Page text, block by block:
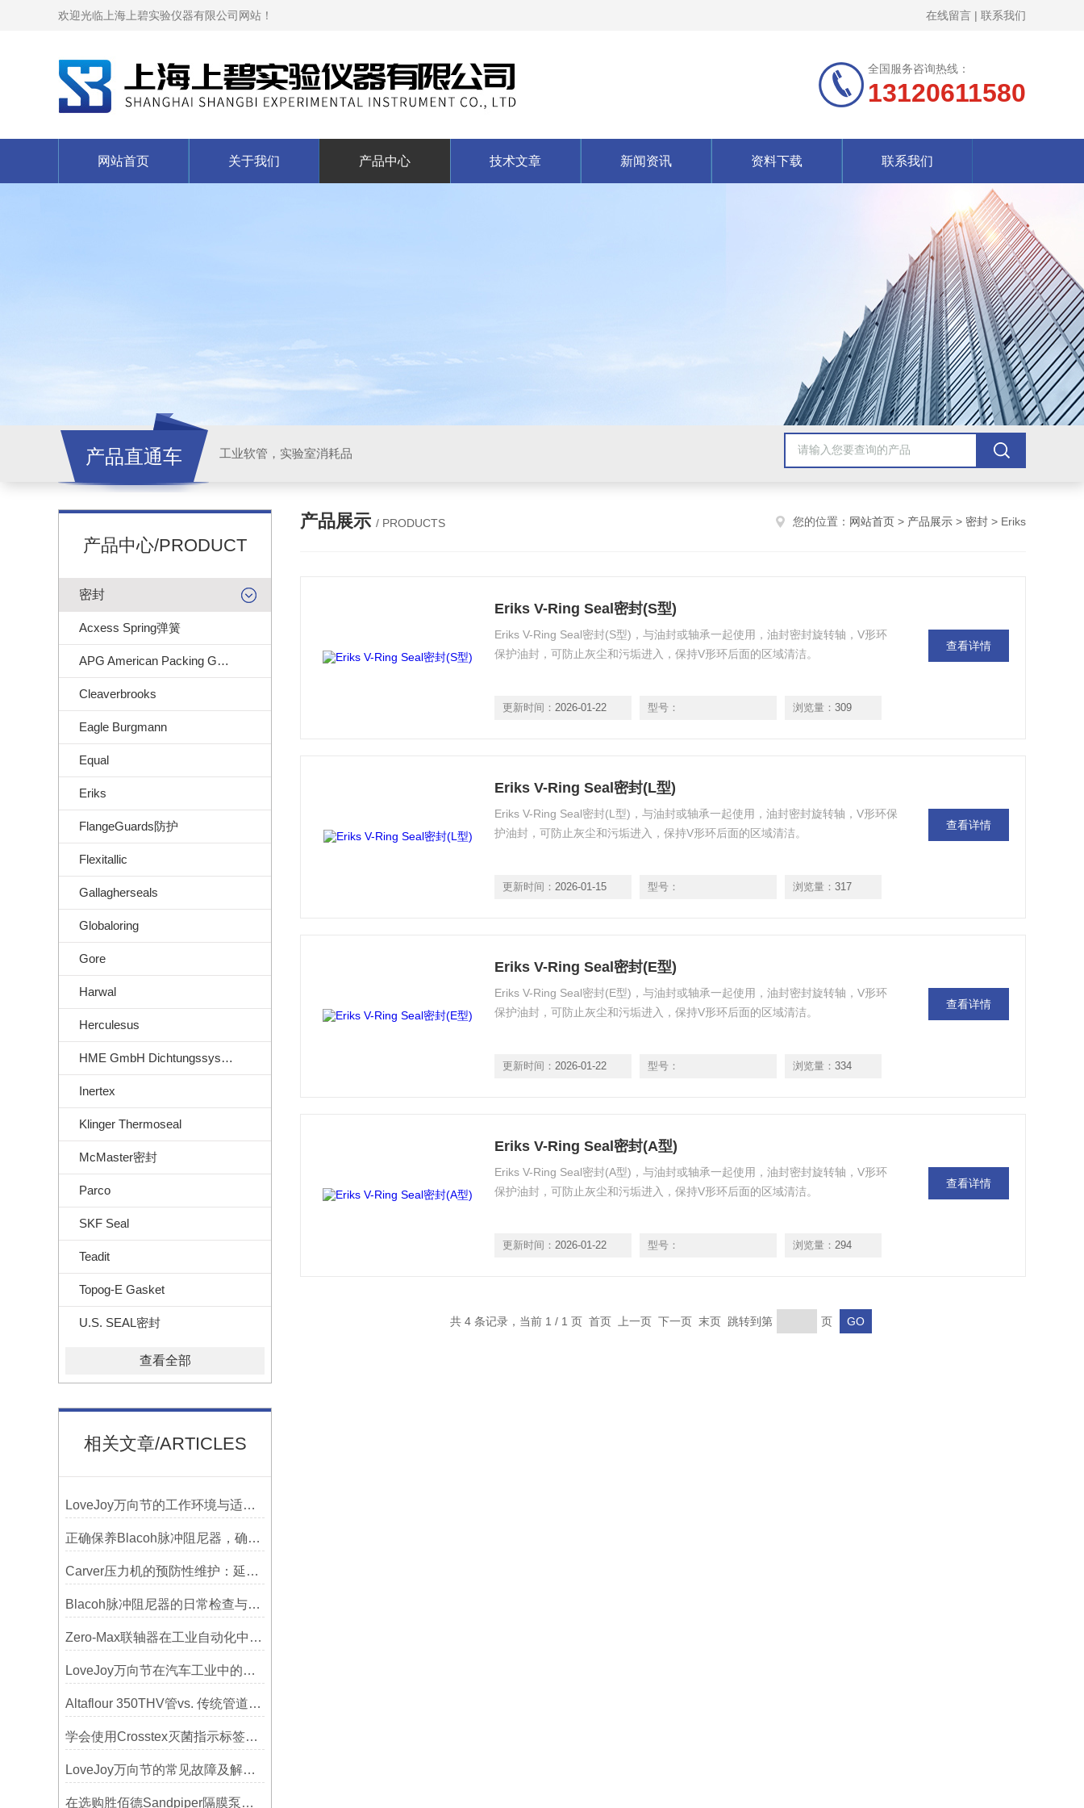
欢迎光临上海上碧实验仪器有限公司网站！ 在线留言 | 联系我们
全国服务咨询热线：
13120611580
网站首页 关于我们 产品中心 技术文章 新闻资讯 资料下载 联系我们
产品直通车 工业软管，实验室消耗品
产品中心/PRODUCT
密封
Acxess Spring弹簧
APG American Packing Gasket
Cleaverbrooks
Eagle Burgmann
Equal
Eriks
FlangeGuards防护
Flexitallic
Gallagherseals
Globaloring
Gore
Harwal
Herculesus
HME GmbH Dichtungssysteme
Inertex
Klinger Thermoseal
McMaster密封
Parco
SKF Seal
Teadit
Topog-E Gasket
U.S. SEAL密封
查看全部
相关文章/ARTICLES
LoveJoy万向节的工作环境与适用范围
正确保养Blacoh脉冲阻尼器，确保长期稳定运行
Carver压力机的预防性维护：延长使用寿命的技巧
Blacoh脉冲阻尼器的日常检查与预防性维护清单
Zero-Max联轴器在工业自动化中的关键作用
LoveJoy万向节在汽车工业中的重要性
Altaflour 350THV管vs. 传统管道：谁更耐用？
学会使用Crosstex灭菌指示标签提高无菌保证水平
LoveJoy万向节的常见故障及解决方案
在选购胜佰德Sandpiper隔膜泵时应该注意哪些关键参数？
产品展示 / PRODUCTS 您的位置： 网站首页 > 产品展示 > 密封 > Eriks
Eriks V-Ring Seal密封(S型)
Eriks V-Ring Seal密封(S型)，与油封或轴承一起使用，油封密封旋转轴，V形环
保护油封，可防止灰尘和污垢进入，保持V形环后面的区域清洁。
更新时间： 2026-01-22 型号： 浏览量： 309
查看详情
Eriks V-Ring Seal密封(L型)
Eriks V-Ring Seal密封(L型)，与油封或轴承一起使用，油封密封旋转轴，V形环保
护油封，可防止灰尘和污垢进入，保持V形环后面的区域清洁。
更新时间： 2026-01-15 型号： 浏览量： 317
查看详情
Eriks V-Ring Seal密封(E型)
Eriks V-Ring Seal密封(E型)，与油封或轴承一起使用，油封密封旋转轴，V形环
保护油封，可防止灰尘和污垢进入，保持V形环后面的区域清洁。
更新时间： 2026-01-22 型号： 浏览量： 334
查看详情
Eriks V-Ring Seal密封(A型)
Eriks V-Ring Seal密封(A型)，与油封或轴承一起使用，油封密封旋转轴，V形环
保护油封，可防止灰尘和污垢进入，保持V形环后面的区域清洁。
更新时间： 2026-01-22 型号： 浏览量： 294
查看详情
共 4 条记录，当前 1 / 1 页 首页 上一页 下一页 末页 跳转到第 页